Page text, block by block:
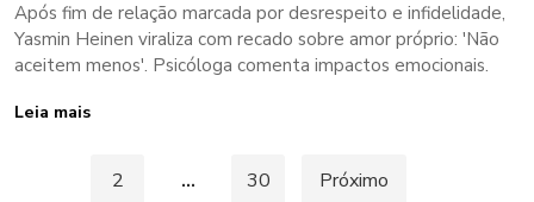
Após fim de relação marcada por desrespeito e infidelidade,
Yasmin Heinen viraliza com recado sobre amor próprio: 'Não
aceitem menos'. Psicóloga comenta impactos emocionais.
Leia mais
Paginação
2 … 30 Próximo